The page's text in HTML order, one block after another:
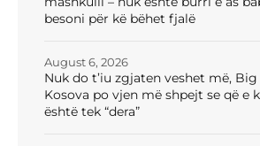
besoni për kë bëhet fjalë
Nuk do t’iu zgjaten veshet më,
Kosova po vjen më shpejt se që e
është tek “dera”
August 6, 2026